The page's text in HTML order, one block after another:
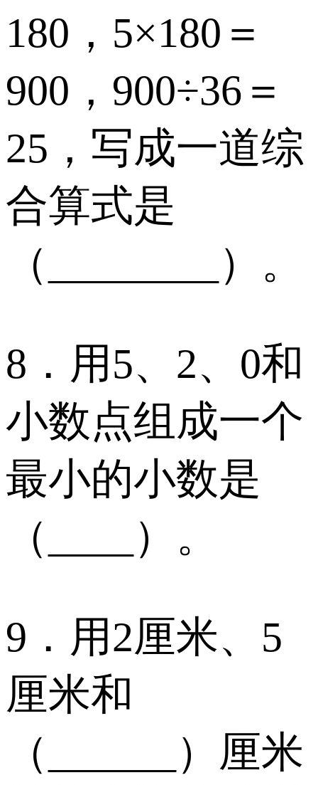
180，5×180＝
900，900÷36＝
25，写成一道综
合算式是
（________）。
8．用5、2、0和
小数点组成一个
最小的小数是
（____）。
9．用2厘米、5
厘米和
（______）厘米